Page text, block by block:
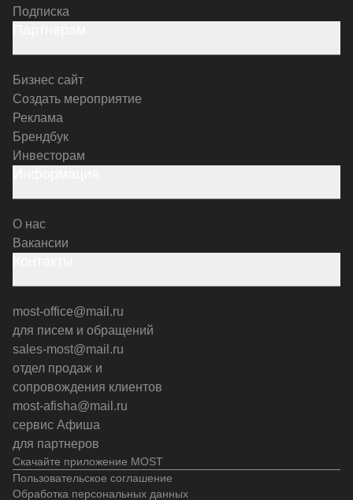
Скачайте приложение MOST
Подписка
Бизнес сайт
Создать мероприятие
Реклама
Брендбук
Инвесторам
О нас
Вакансии
most-office@mail.ru
для писем и обращений
sales-most@mail.ru
отдел продаж и
сопровождения клиентов
most-afisha@mail.ru
сервис Афиша
для партнеров
Пользовательское соглашение
Обработка персональных данных